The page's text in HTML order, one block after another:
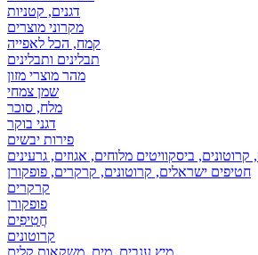
דגנים, קטניות
מקרוני מוצרים
קמח, הכל לאפייה
תבלינים ותבלינים
מהר מוצרי מזון
שמן צמחי
מלח, סוכר
דגני בוקר
פירות יבשים
קרוטונים, ביסקוויטים מלוחים, אגוזים, גרעינים
חטיפים ישראלים, קרוטונים, קרקרים, פופקורן
קרקרים
פופקורן
חֲטִיפִים
קרוטונים
מיץ ענבים, מים, משקאות קלים